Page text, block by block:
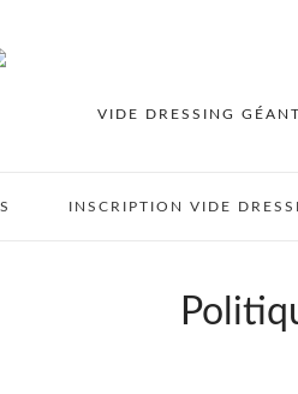
VIDE DRESSING
INSCRIPTION VIDE